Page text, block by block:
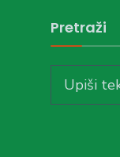
Pretraži
for: